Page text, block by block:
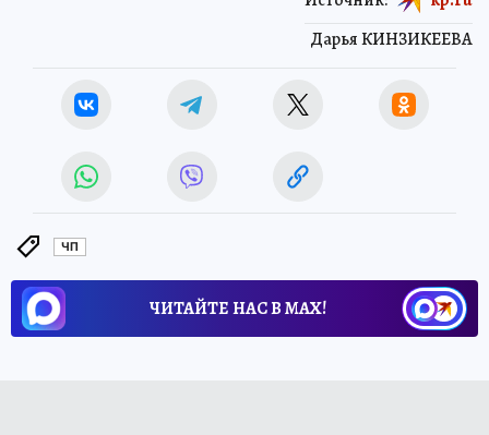
Дарья КИНЗИКЕЕВА
ЧП
ЧИТАЙТЕ НАС В МАХ!